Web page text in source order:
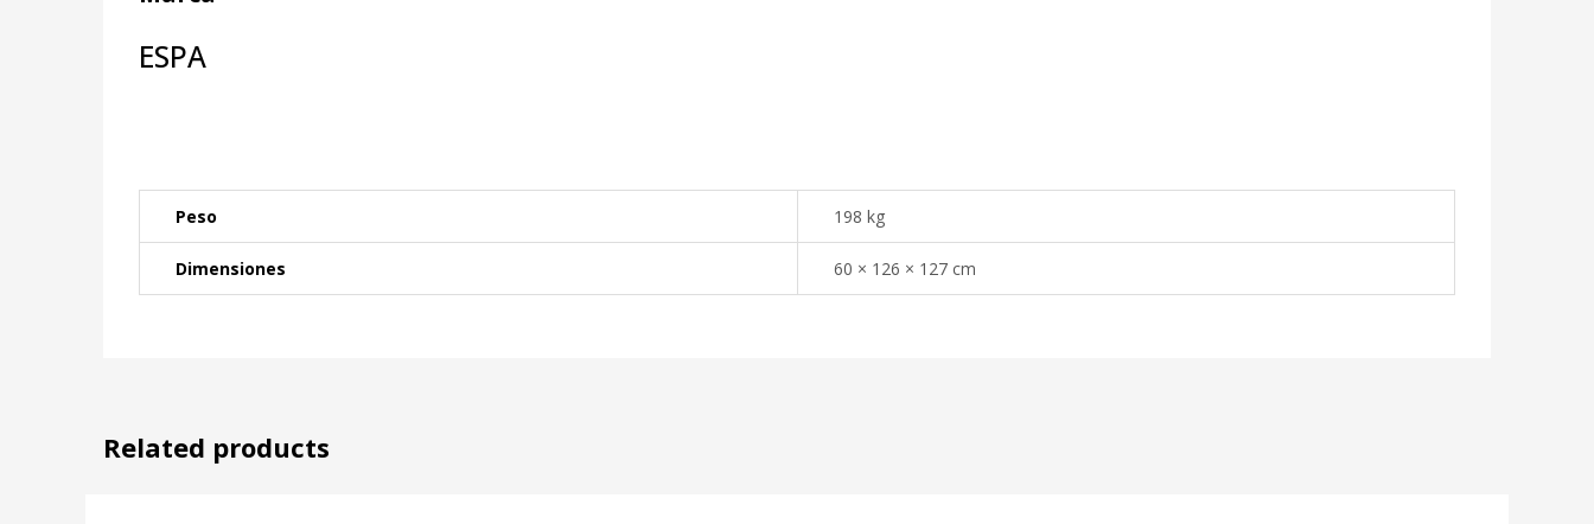
ESPA
Peso 198 kg
Dimensiones 60 × 126 × 127 cm
Related products